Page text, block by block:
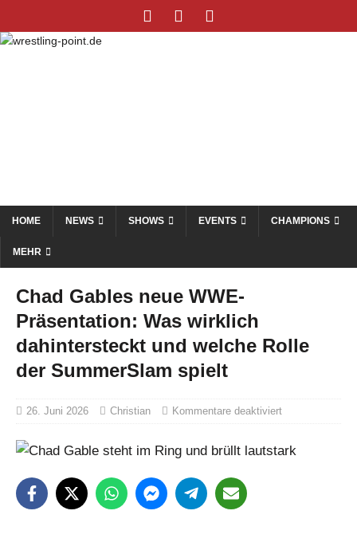
HOME NEWS SHOWS EVENTS CHAMPIONS
MEHR
Chad Gables neue WWE-
Präsentation: Was wirklich
dahintersteckt und welche Rolle
der SummerSlam spielt
26. Juni 2026 Christian Kommentare deaktiviert